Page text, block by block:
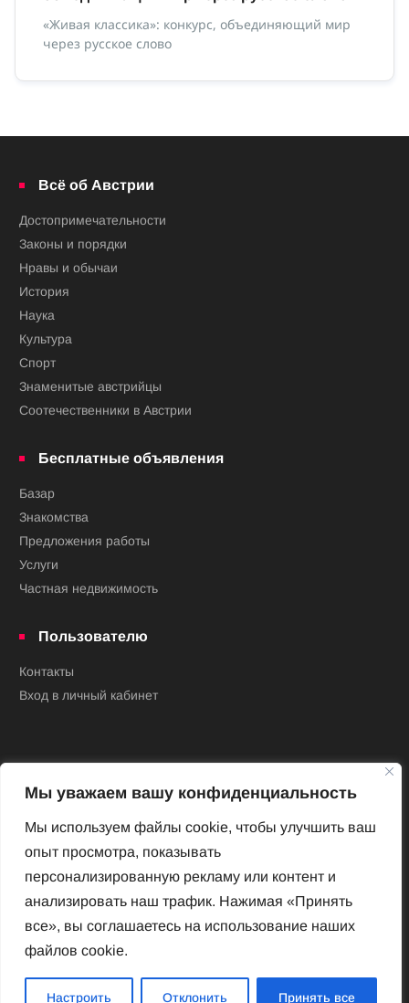
Мы уважаем вашу конфиденциальность
Мы используем файлы cookie, чтобы улучшить ваш
опыт просмотра, показывать
персонализированную рекламу или контент и
анализировать наш трафик. Нажимая «Принять
все», вы соглашаетесь на использование наших
файлов cookie.
Настроить Отклонить Принять все
«Живая классика»: конкурс, объединяющий мир
через русское слово
Всё об Австрии
Достопримечательности
Законы и порядки
Нравы и обычаи
История
Наука
Культура
Спорт
Знаменитые австрийцы
Соотечественники в Австрии
Бесплатные объявления
Базар
Знакомства
Предложения работы
Услуги
Частная недвижимость
Пользователю
Контакты
Вход в личный кабинет
Новый Венский журнал
Архив номеров
Новый Венский журнал